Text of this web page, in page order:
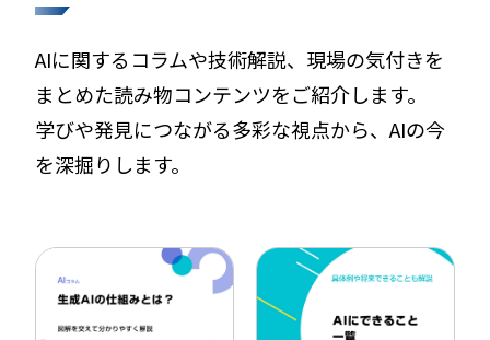
AIに関するコラムや技術解説、現場の気付きを
まとめた読み物コンテンツをご紹介します。
学びや発見につながる多彩な視点から、AIの今
を深掘りします。